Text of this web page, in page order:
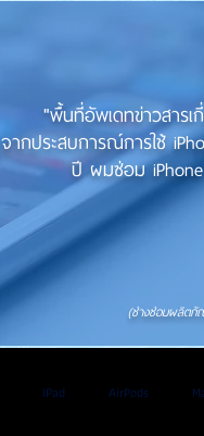
"พื้นที่อัพเดทข่าวสารเ
จากประสบการณ์การใช้
ปี ผมซ่อม
(ช่างซ่อมผลิต
iPad AirPods